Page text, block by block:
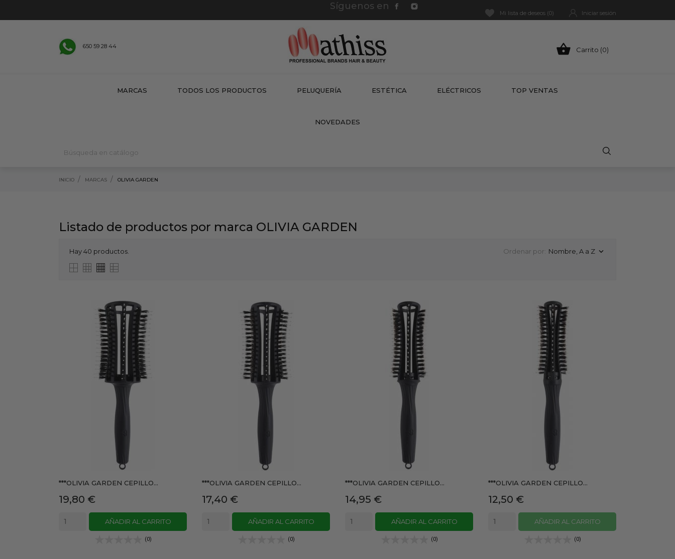
Síguenos en
Mi lista de deseos (0) Iniciar sesión
650 59 28 44  Carrito (0)
MARCAS TODOS LOS PRODUCTOS PELUQUERÍA ESTÉTICA ELÉCTRICOS TOP VENTAS
NOVEDADES
INICIO MARCAS OLIVIA GARDEN
Listado de productos por marca OLIVIA GARDEN
Hay 40 productos. Ordenar por: Nombre, A a Z 
***OLIVIA GARDEN CEPILLO...
Precio
19,80 €
AÑADIR AL CARRITO
(0)
***OLIVIA GARDEN CEPILLO...
Precio
17,40 €
AÑADIR AL CARRITO
(0)
***OLIVIA GARDEN CEPILLO...
Precio
14,95 €
AÑADIR AL CARRITO
(0)
***OLIVIA GARDEN CEPILLO...
Precio
12,50 €
AÑADIR AL CARRITO
(0)